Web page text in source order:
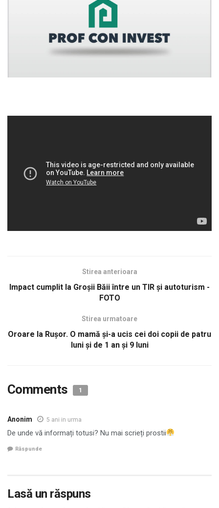
Stirea anterioara
Impact cumplit la Groşii Băii între un TIR şi autoturism -
FOTO
Stirea urmatoare
Oroare la Ruşor. O mamă şi-a ucis cei doi copii de patru
luni şi de 1 an și 9 luni
Comments 1
Anonim 5 ani in urma
De unde vă informați totusi? Nu mai scrieți prostii
Răspunde
Lasă un răspuns